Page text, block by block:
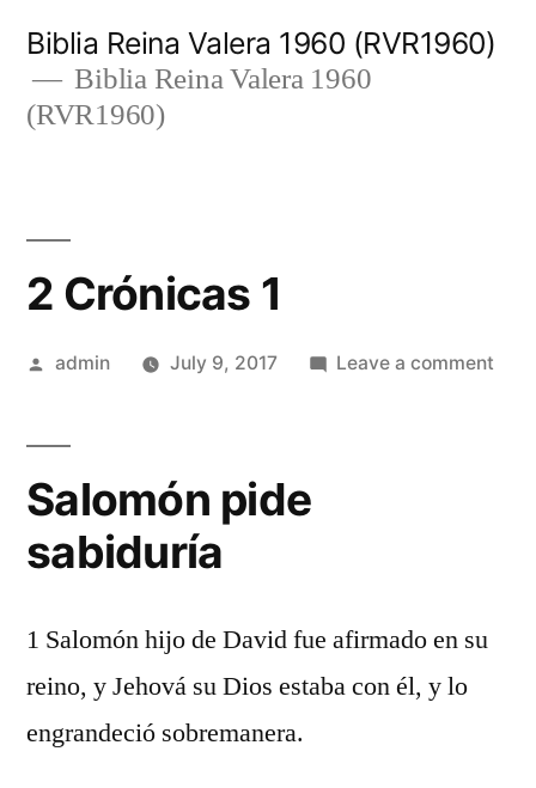
content
Biblia Reina Valera 1960 (RVR1960)
Biblia Reina Valera 1960
(RVR1960)
2 Crónicas 1
Posted
admin July 9, 2017 Leave a comment
Salomón pide
sabiduría
1 Salomón hijo de David fue afirmado en su
reino, y Jehová su Dios estaba con él, y lo
engrandeció sobremanera.